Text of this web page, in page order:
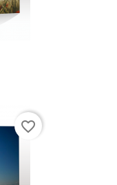
favorite_border